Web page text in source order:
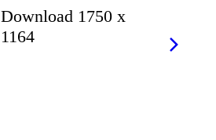
Download 1750 x
1164